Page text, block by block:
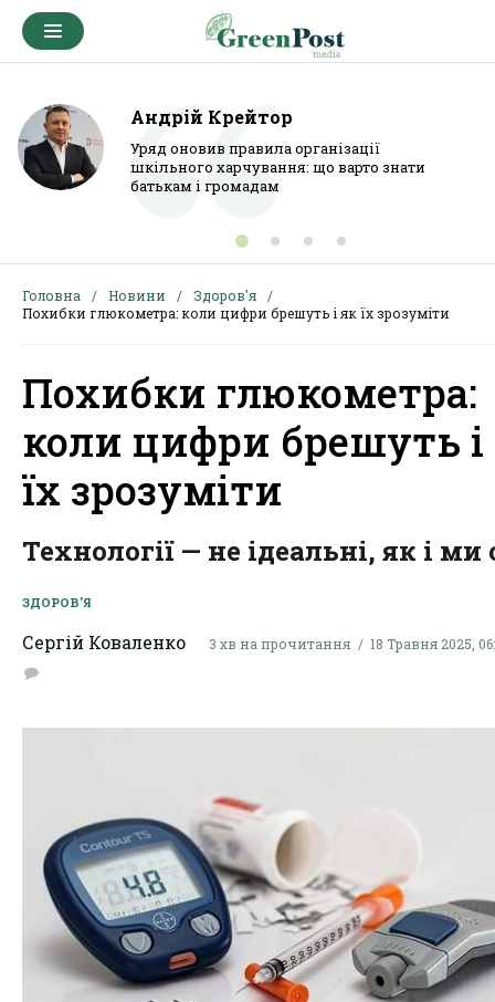
Андрій Крейтор
Уряд оновив правила організації
шкільного харчування: що варто знати
батькам і громадам
Головна Новини
Здоров'я
Похибки глюкометра: коли цифри брешуть і як їх зрозуміти
Похибки глюкометра:
коли цифри брешуть і
їх зрозуміти
Технології — не ідеальні, як і ми
ЗДОРОВ'Я
Сергій Коваленко 3 хв на прочитання 18 Травня 2025,